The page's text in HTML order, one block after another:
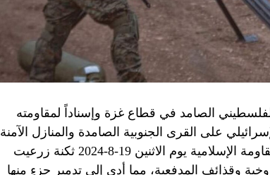
الصامد في قطاع غزة وإسناداً لمقاومته
على القرى الجنوبية الصامدة والمنازل الآمنة
وخصوصاً في بلدة باتوليه، استهدف مجاهدو المقاومة الإسلامية يوم الاثنين 19-8-2024 ثكنة زرعيت
وقذائف المدفعية، مما أدى إلى تدمير جزءٍ منها